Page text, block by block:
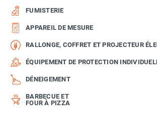
FUMISTERIE
APPAREIL DE MESURE
RALLONGE, COFFRET ET PROJECTEUR
ÉQUIPEMENT DE PROTECTION
DÉNEIGEMENT
BARBECUE ET
FOUR À PIZZA